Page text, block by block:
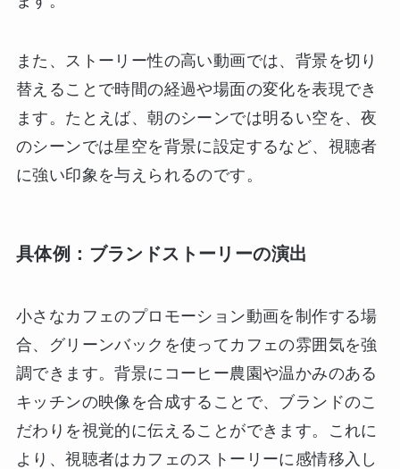
また、ストーリー性の高い動画では、背景を切り
替えることで時間の経過や場面の変化を表現でき
ます。たとえば、朝のシーンでは明るい空を、夜
のシーンでは星空を背景に設定するなど、視聴者
に強い印象を与えられるのです。
具体例：ブランドストーリーの演出
小さなカフェのプロモーション動画を制作する場
合、グリーンバックを使ってカフェの雰囲気を強
調できます。背景にコーヒー農園や温かみのある
キッチンの映像を合成することで、ブランドのこ
だわりを視覚的に伝えることができます。これに
より、視聴者はカフェのストーリーに感情移入し